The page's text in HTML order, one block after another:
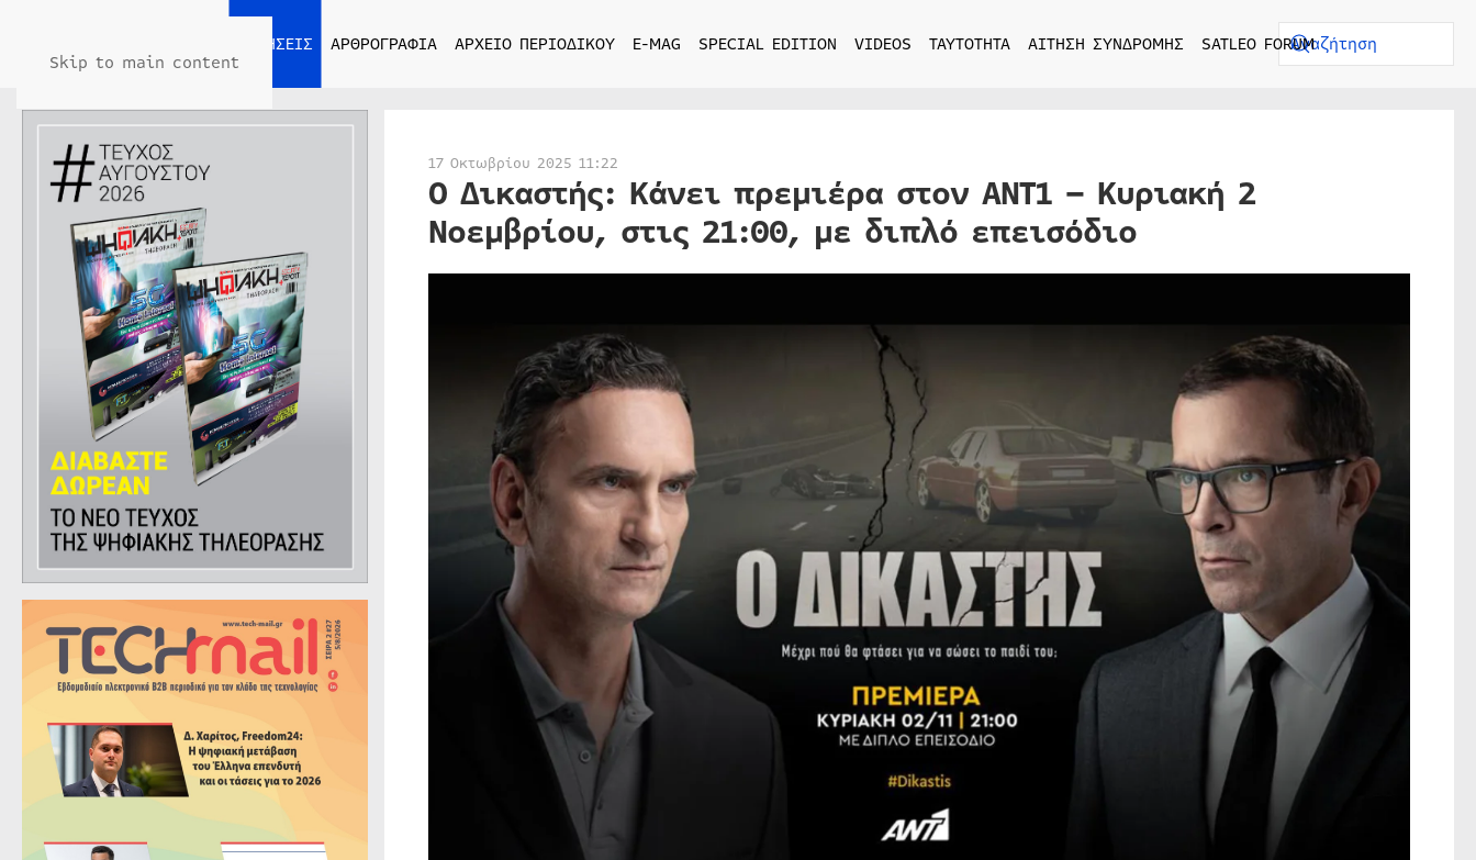
Skip to main content
ΕΙΔΗΣΕΙΣ ΑΡΘΡΟΓΡΑΦΙΑ ΑΡΧΕΙΟ ΠΕΡΙΟΔΙΚΟΥ E-MAG SPECIAL EDITION VIDEOS ΤΑΥΤΟΤΗΤΑ ΑΙΤΗΣΗ ΣΥΝΔΡΟΜΗΣ SATLEO FORUM
17 Οκτωβρίου 2025 11:22
Ο Δικαστής: Κάνει πρεμιέρα στον ΑΝΤ1 – Κυριακή 2
Νοεμβρίου, στις 21:00, με διπλό επεισόδιο